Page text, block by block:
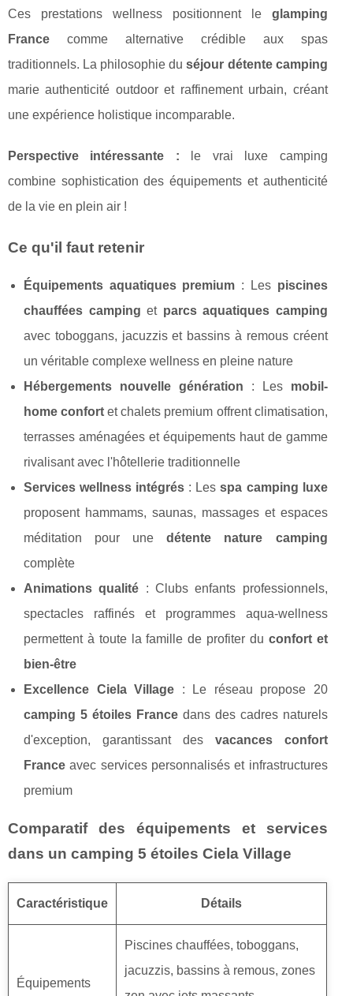
Ces prestations wellness positionnent le glamping
France comme alternative crédible aux spas
traditionnels. La philosophie duséjour détente camping
marie authenticité outdoor et raffinement urbain, créant
une expérience holistique incomparable.
Perspective intéressante : le vrai luxe camping
combine sophistication des équipements et authenticité
de la vie en plein air !
Ce qu'il faut retenir
Équipements aquatiques premium : Les piscines
chauffées camping et parcs aquatiques camping
avec toboggans, jacuzzis et bassins à remous créent
un véritable complexe wellness en pleine nature
Hébergements nouvelle génération : Les mobil-
home confort et chalets premium offrent climatisation,
terrasses aménagées et équipements haut de gamme
rivalisant avec l'hôtellerie traditionnelle
Services wellness intégrés : Lesspa camping luxe
proposent hammams, saunas, massages et espaces
méditation pour unedétente nature camping
complète
Animations qualité : Clubs enfants professionnels,
spectacles raffinés et programmes aqua-wellness
permettent à toute la famille de profiter du confort et
bien-être
Excellence Ciela Village : Le réseau propose 20
camping 5 étoiles Francedans des cadres naturels
d'exception, garantissant des vacances confort
France avec services personnalisés et infrastructures
premium
Comparatif des équipements et services
dans un camping 5 étoiles Ciela Village
Caractéristique Détails
Équipements
Piscines chauffées, toboggans,
jacuzzis, bassins à remous, zones